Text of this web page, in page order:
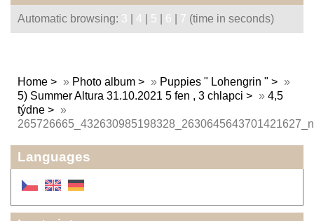
Automatic browsing: 3 4 5 6 7 (time in seconds)
Home » Photo album » Puppies " Lohengrin "
»
5) Summer Altura 31.10.2021 5 fen , 3 chlapci
» 4,5
týdne
»
265726665_432630985198328_2630645643701421627_n
Languages